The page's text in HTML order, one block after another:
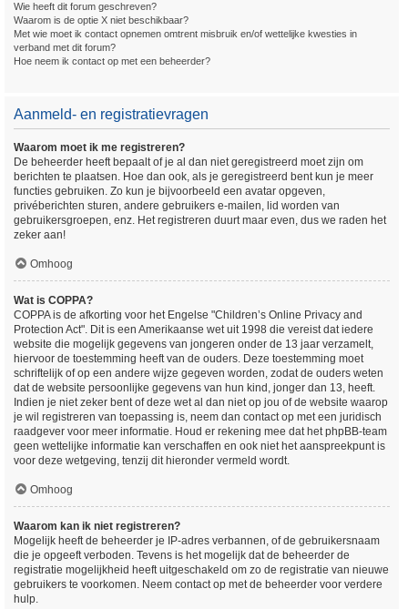
Wie heeft dit forum geschreven?
Waarom is de optie X niet beschikbaar?
Met wie moet ik contact opnemen omtrent misbruik en/of wettelijke kwesties in
verband met dit forum?
Hoe neem ik contact op met een beheerder?
Aanmeld- en registratievragen
Waarom moet ik me registreren?
De beheerder heeft bepaalt of je al dan niet geregistreerd moet zijn om
berichten te plaatsen. Hoe dan ook, als je geregistreerd bent kun je meer
functies gebruiken. Zo kun je bijvoorbeeld een avatar opgeven,
privéberichten sturen, andere gebruikers e-mailen, lid worden van
gebruikersgroepen, enz. Het registreren duurt maar even, dus we raden het
zeker aan!
Omhoog
Wat is COPPA?
COPPA is de afkorting voor het Engelse "Children’s Online Privacy and
Protection Act". Dit is een Amerikaanse wet uit 1998 die vereist dat iedere
website die mogelijk gegevens van jongeren onder de 13 jaar verzamelt,
hiervoor de toestemming heeft van de ouders. Deze toestemming moet
schriftelijk of op een andere wijze gegeven worden, zodat de ouders weten
dat de website persoonlijke gegevens van hun kind, jonger dan 13, heeft.
Indien je niet zeker bent of deze wet al dan niet op jou of de website waarop
je wil registreren van toepassing is, neem dan contact op met een juridisch
raadgever voor meer informatie. Houd er rekening mee dat het phpBB-team
geen wettelijke informatie kan verschaffen en ook niet het aanspreekpunt is
voor deze wetgeving, tenzij dit hieronder vermeld wordt.
Omhoog
Waarom kan ik niet registreren?
Mogelijk heeft de beheerder je IP-adres verbannen, of de gebruikersnaam
die je opgeeft verboden. Tevens is het mogelijk dat de beheerder de
registratie mogelijkheid heeft uitgeschakeld om zo de registratie van nieuwe
gebruikers te voorkomen. Neem contact op met de beheerder voor verdere
hulp.